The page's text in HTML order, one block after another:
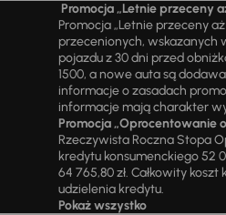
Promocja „Letnie przeceny
Promocja „Letnie przeceny
przecenionych, wskazanych
pojazdu z 30 dni przed
1500, a nowe auta są
informacje o zasadach
informacje mają charakter
Promocja „Oprocentowanie
Rzeczywista Roczna Stopa
kredytu konsumenckiego 52
64 765,80 zł. Całkowity
udzielenia kredytu.
Pokaż wszystko